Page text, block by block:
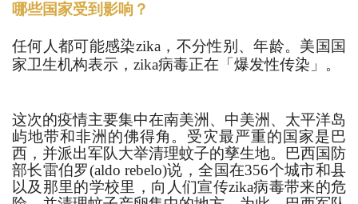
哪些国家受到影响？
任何人都可能感染zika ，不分性别、年龄。美国国
家卫生机构表示， zika病毒正在「爆发性传染」。
这次的疫情主要集中在南美洲、中美洲、太平洋岛
屿地带和非洲的佛得角。受灾最严重的国家是巴
西，并派出军队大举清理蚊子的孳生地。巴西国防
部长雷伯罗(aldo rebelo)说，全国在356个城市和县
以及那里的学校里，向人们宣传zika病毒带来的危